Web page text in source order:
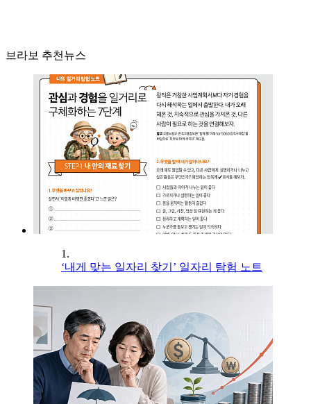
브라보 추천뉴스
1.
‘내게 맞는 일자리 찾기’ 일자리 탐험 노트